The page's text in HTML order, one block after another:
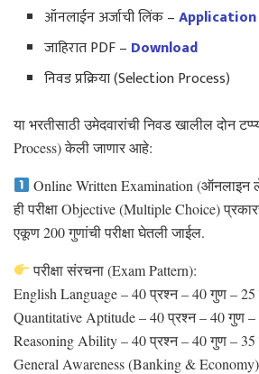
ऑनलाईन अर्जाची लिंक –
जाहिरात PDF – Download
निवड प्रक्रिया (Selection Process)
या भरतीसाठी उमेदवारांची निवड खालील दोन
Process) केली जाणार आहे:
Online Written Examination (ऑनलाइन
ही परीक्षा Objective (Multiple Choice)
एकूण 200 गुणांची परीक्षा घेतली जाईल.
परीक्षा संरचना (Exam Pattern):
English Language – 40 प्रश्न – 40 गुण – 25
Quantitative Aptitude – 40 प्रश्न – 40 गुण –
Reasoning Ability – 40 प्रश्न – 40 गुण – 35
General Awareness (Banking &